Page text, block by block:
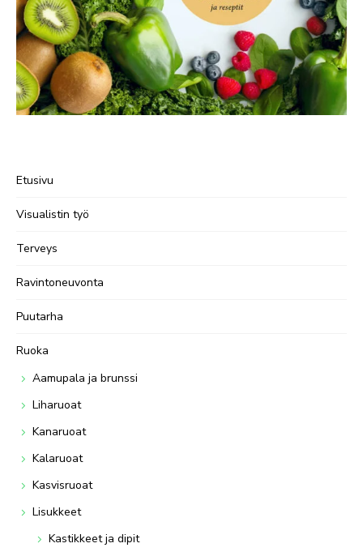
Etusivu
Visualistin työ
Terveys
Ravintoneuvonta
Puutarha
Ruoka
Aamupala ja brunssi
Liharuoat
Kanaruoat
Kalaruoat
Kasvisruoat
Lisukkeet
Kastikkeet ja dipit